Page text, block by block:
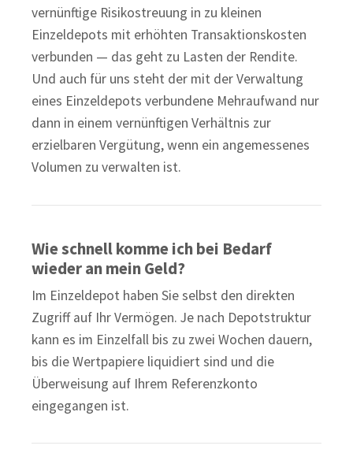
vernünftige Risikostreuung in zu kleinen
Einzeldepots mit erhöhten Transaktionskosten
verbunden — das geht zu Lasten der Rendite.
Und auch für uns steht der mit der Verwaltung
eines Einzeldepots verbundene Mehraufwand nur
dann in einem vernünftigen Verhältnis zur
erzielbaren Vergütung, wenn ein angemessenes
Volumen zu verwalten ist.
Wie schnell komme ich bei Bedarf
wieder an mein Geld?
Im Einzeldepot haben Sie selbst den direkten
Zugriff auf Ihr Vermögen. Je nach Depotstruktur
kann es im Einzelfall bis zu zwei Wochen dauern,
bis die Wertpapiere liquidiert sind und die
Überweisung auf Ihrem Referenzkonto
eingegangen ist.